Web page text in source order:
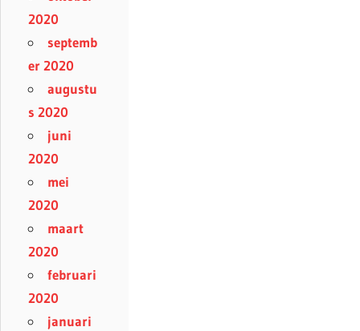
2020
septemb
er 2020
augustu
s 2020
juni
2020
mei
2020
maart
2020
februari
2020
januari